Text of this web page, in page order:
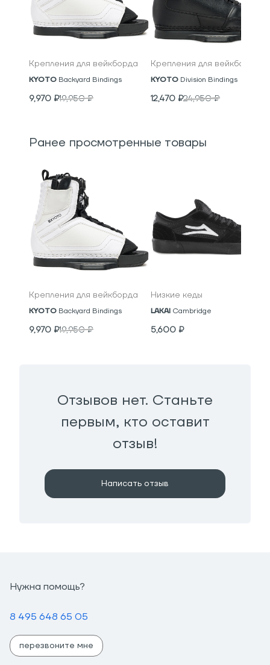
Крепления для вейкборда
KYOTO Backyard Bindings
9,970 ₽19,950₽
Крепления для вейкборда
KYOTO Division Bindings
12,470 ₽24,950₽
Ранее просмотренные товары
Крепления для вейкборда
KYOTO Backyard Bindings
9,970 ₽19,950₽
Низкие кеды
LAKAI Cambridge
5,600 ₽
Отзывов нет. Станьте
первым, кто оставит
отзыв!
Написать отзыв
Нужна помощь?
8 495 648 65 05
перезвоните мне